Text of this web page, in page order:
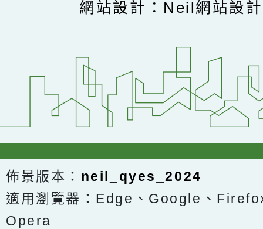
網站設計：Neil網站設
佈景版本： neil_qyes_2024
適用瀏覽器：Edge、Google、
Opera